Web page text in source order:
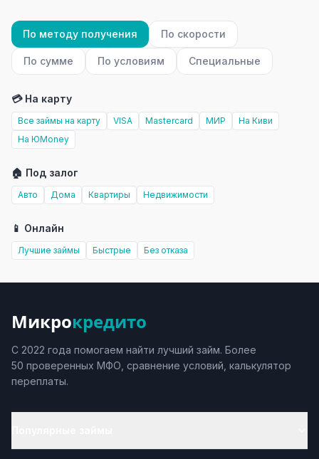
По методу получения По скорости
По сумме По условиям Специальные
💳 На карту
Все займы на карту VISA Mastercard МИР
На Киви
На ЮMoney
🏠 Под залог
Авто Дома Квартиры Недвижимости
📱 Онлайн
Лучшие займы Быстрые Без отказа
Микрокредито
С 2022 года помогаем найти лучший займ. Более
50 проверенных МФО, сравнение условий, калькулятор
переплаты.